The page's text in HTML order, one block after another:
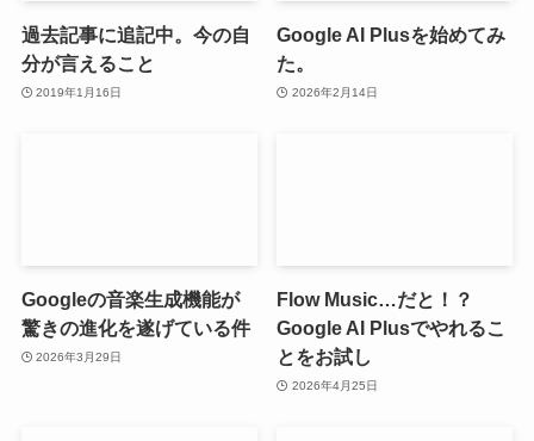
過去記事に追記中。今の自
分が言えること
2019年1月16日
Google AI Plusを始めてみ
た。
2026年2月14日
Googleの音楽生成機能が
驚きの進化を遂げている件
2026年3月29日
Flow Music…だと！？
Google AI Plusでやれるこ
とをお試し
2026年4月25日